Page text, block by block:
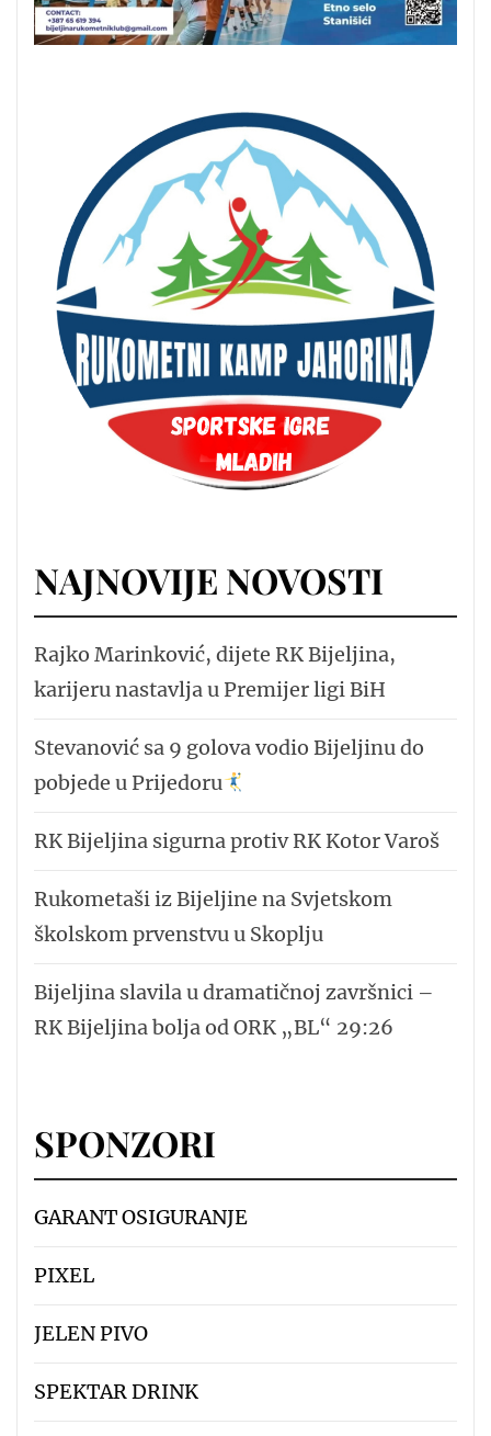
NAJNOVIJE NOVOSTI
Rajko Marinković, dijete RK Bijeljina,
karijeru nastavlja u Premijer ligi BiH
Stevanović sa 9 golova vodio Bijeljinu do
pobjede u Prijedoru
RK Bijeljina sigurna protiv RK Kotor Varoš
Rukometaši iz Bijeljine na Svjetskom
školskom prvenstvu u Skoplju
Bijeljina slavila u dramatičnoj završnici –
RK Bijeljina bolja od ORK „BL“ 29:26
SPONZORI
GARANT OSIGURANJE
PIXEL
JELEN PIVO
SPEKTAR DRINK